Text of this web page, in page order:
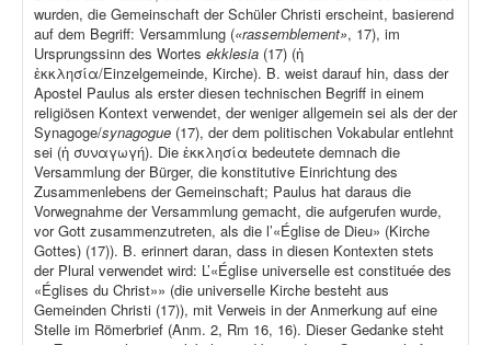
wurden, die Gemeinschaft der Schüler Christi erscheint, basierend
auf dem Begriff: Versammlung («rassemblement», 17), im
Ursprungssinn des Wortes ekklesia (17) (ἡ
ἐκκλησία/Einzelgemeinde, Kirche). B. weist darauf hin, dass der
Apostel Paulus als erster diesen technischen Begriff in einem
religiösen Kontext verwendet, der weniger allgemein sei als der der
Synagoge/synagogue (17), der dem politischen Vokabular entlehnt
sei (ἡ συναγωγή). Die ἐκκλησία bedeutete demnach die
Versammlung der Bürger, die konstitutive Einrichtung des
Zusammenlebens der Gemeinschaft; Paulus hat daraus die
Vorwegnahme der Versammlung gemacht, die aufgerufen wurde,
vor Gott zusammenzutreten, als die l’«Église de Dieu» (Kirche
Gottes) (17)). B. erinnert daran, dass in diesen Kontexten stets
der Plural verwendet wird: L’«Église universelle est constituée des
«Églises du Christ»» (die universelle Kirche besteht aus
Gemeinden Christi (17)), mit Verweis in der Anmerkung auf eine
Stelle im Römerbrief (Anm. 2, Rm 16, 16). Dieser Gedanke steht